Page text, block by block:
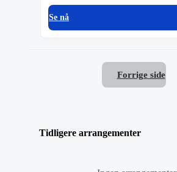
Se nå
Forrige side
Tidligere arrangementer